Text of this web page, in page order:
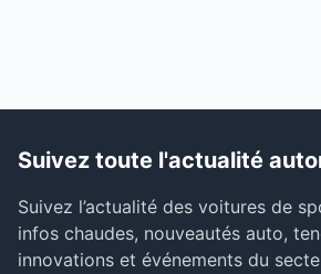
Suivez toute l'actualité
Suivez l’actualité des voitures de
infos chaudes, nouveautés auto,
innovations et événements du